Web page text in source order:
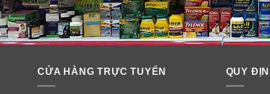
CỬA HÀNG TRỰC TUYẾN QUY